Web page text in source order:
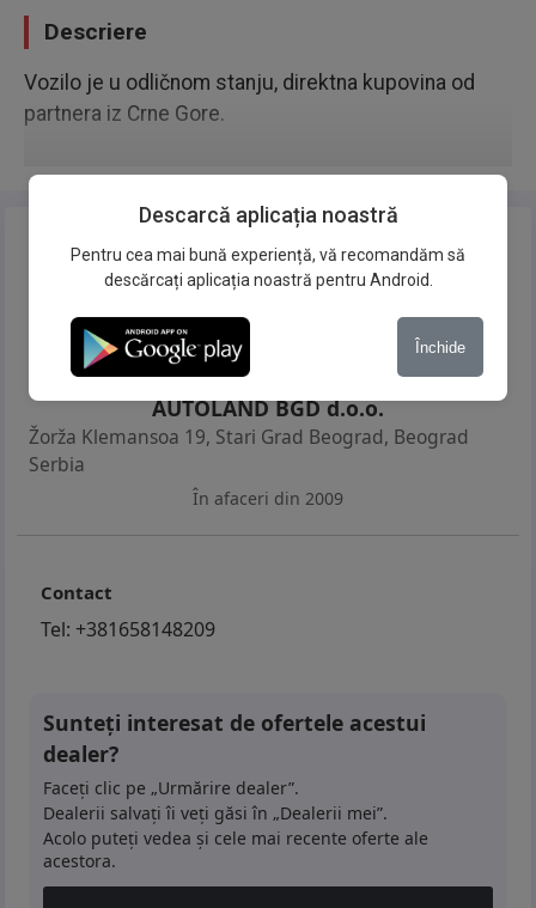
Descriere
Vozilo je u odličnom stanju, direktna kupovina od
partnera iz Crne Gore.
AUTOLAND BGD d.o.o.
Žorža Klemansoa 19, Stari Grad Beograd, Beograd
Serbia
În afaceri din 2009
Contact
Tel: +381658148209
Sunteți interesat de ofertele acestui
dealer?
Faceți clic pe „Urmărire dealer”.
Dealerii salvați îi veți găsi în „Dealerii mei”.
Acolo puteți vedea și cele mai recente oferte ale
acestora.
Descarcă aplicația noastră
Pentru cea mai bună experiență, vă recomandăm să
descărcați aplicația noastră pentru Android.
Închide